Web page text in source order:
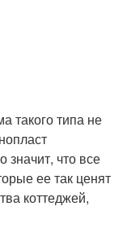
такого типа не
значит, что все
ее так ценят
коттеджей,